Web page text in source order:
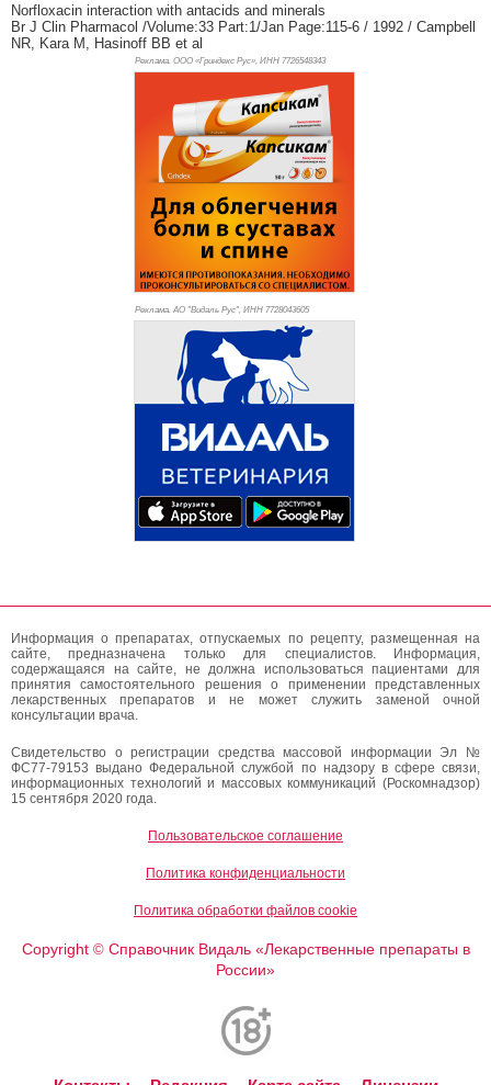
Norfloxacin interaction with antacids and minerals
Br J Clin Pharmacol /Volume:33 Part:1/Jan Page:115-6 / 1992 / Campbell
NR, Kara M, Hasinoff BB et al
Реклама. ООО «Гриндекс Рус», ИНН 7726548343
Реклама. АО "Видаль Рус", ИНН 7728043605
Информация о препаратах, отпускаемых по рецепту, размещенная на
сайте, предназначена только для специалистов. Информация,
содержащаяся на сайте, не должна использоваться пациентами для
принятия самостоятельного решения о применении представленных
лекарственных препаратов и не может служить заменой очной
консультации врача.
Свидетельство о регистрации средства массовой информации Эл №
ФС77-79153 выдано Федеральной службой по надзору в сфере связи,
информационных технологий и массовых коммуникаций (Роскомнадзор)
15 сентября 2020 года.
Пользовательское соглашение
Политика конфиденциальности
Политика обработки файлов cookie
Copyright ©Справочник Видаль «Лекарственные препараты в
России»